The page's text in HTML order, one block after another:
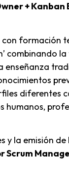
+ Kanban
formación
combinando
enseñanza
diferentes
humanos,
y la emisión de